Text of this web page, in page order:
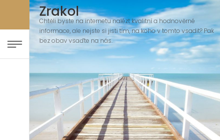
Zrakol
Chtěli byste na internetu nalézt kvalitní a hodnověrné
informace, ale nejste si jisti tím, na koho v tomto vsadit? Pak
bez obav vsaďte na nás.